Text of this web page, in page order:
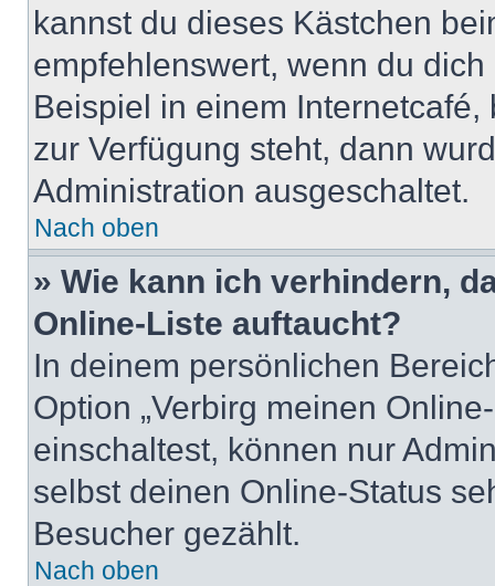
kannst du dieses Kästchen
empfehlenswert, wenn du
Beispiel in einem
zur Verfügung steht, dann
Administration ausgeschaltet.
Nach oben
» Wie kann ich verhindern,
Online-Liste auftaucht?
In deinem persönlichen
Option „Verbirg meinen
einschaltest, können nur
selbst deinen Online-Status
Besucher gezählt.
Nach oben